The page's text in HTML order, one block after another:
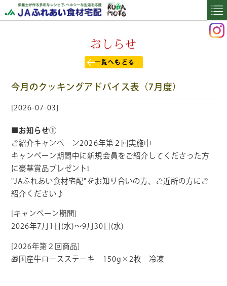
おしらせ
一覧へもどる
今月のクッキングアドバイス表（7月度）
[2026-07-03]
■お知らせ①
ご紹介キャンペーン2026年第２回実施中
キャンペーン期間中に新規会員をご紹介してくださった方
に豪華賞品プレゼント❕
"JAふれあい食材宅配"をお知り合いの方、ご近所の方にご
紹介ください♪
[キャンペーン期間]
2026年7月1日(水)～9月30日(水)
[2026年第２回商品]
🎁国産牛ロースステーキ 150g×2枚 冷凍